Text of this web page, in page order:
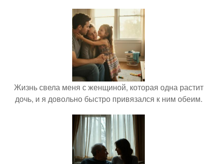
Жизнь свела меня с женщиной, которая одна растит
дочь, и я довольно быстро привязался к ним обеим.